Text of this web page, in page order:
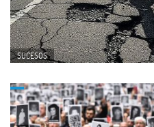
SUCESOS